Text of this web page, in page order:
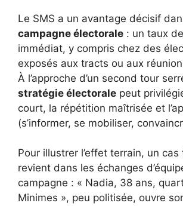
Le SMS a un avantage décisif
campagne électorale : un taux
immédiat, y compris chez des
exposés aux tracts ou aux
À l’approche d’un second tour
stratégie électorale peut
court, la répétition maîtrisée et
(s’informer, se mobiliser,
Pour illustrer l’effet terrain, un
revient dans les échanges
campagne : « Nadia, 38 ans,
Minimes », peu politisée, ouvre